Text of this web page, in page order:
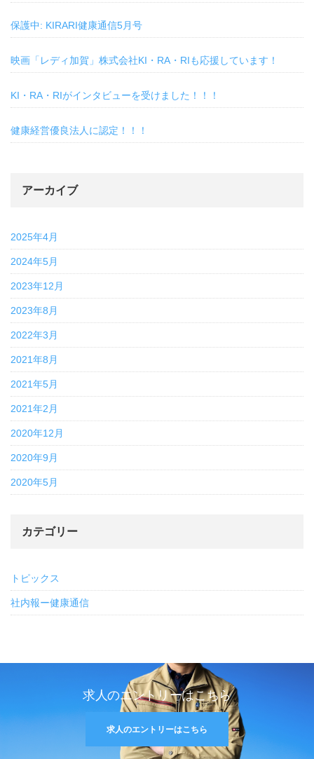
保護中: KIRARI健康通信5月号
映画「レディ加賀」株式会社KI・RA・RIも応援しています！
KI・RA・RIがインタビューを受けました！！！
健康経営優良法人に認定！！！
アーカイブ
2025年4月
2024年5月
2023年12月
2023年8月
2022年3月
2021年8月
2021年5月
2021年2月
2020年12月
2020年9月
2020年5月
カテゴリー
トピックス
社内報ー健康通信
求人のエントリーはこちら
求人のエントリーはこちら